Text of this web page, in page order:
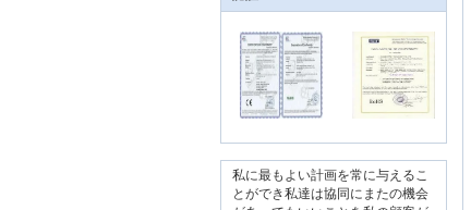
私に最もよい計画を常に与えるこ
とができ私達は協同にまたの機会